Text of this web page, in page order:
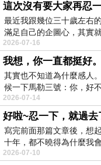
這次沒有要大家再忍
最近我跟幾位三十歲左右
滿足自己的企圖心，其實
2026-07-16
我想，你一直都挺好。
其實也不知道為什麼感人
候一下馬勒三號：你，好
2026-07-14
好啦~忍一下，就過去
寫完前面那篇文章後，想
十年，都不曉得為什麼我
2026-07-10